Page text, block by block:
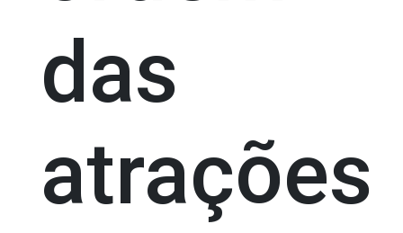
das
atrações